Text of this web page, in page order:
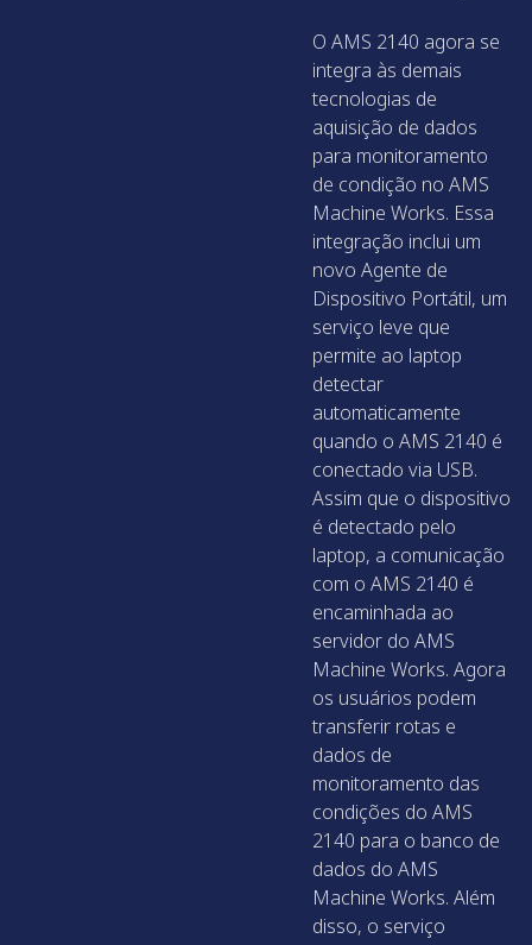
O AMS 2140 agora se
integra às demais
tecnologias de
aquisição de dados
para monitoramento
de condição no AMS
Machine Works. Essa
integração inclui um
novo Agente de
Dispositivo Portátil, um
serviço leve que
permite ao laptop
detectar
automaticamente
quando o AMS 2140 é
conectado via USB.
Assim que o dispositivo
é detectado pelo
laptop, a comunicação
com o AMS 2140 é
encaminhada ao
servidor do AMS
Machine Works. Agora
os usuários podem
transferir rotas e
dados de
monitoramento das
condições do AMS
2140 para o banco de
dados do AMS
Machine Works. Além
disso, o serviço